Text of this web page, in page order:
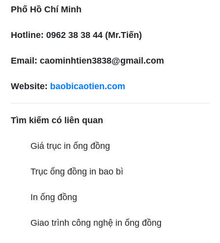
Phố Hồ Chí Minh
Hotline: 0962 38 38 44 (Mr.Tiến)
Email: caominhtien3838@gmail.com
Website: baobicaotien.com
Tìm kiếm có liên quan
Giá trục in ống đồng
Trục ống đồng in bao bì
In ống đồng
Giao trình công nghệ in ống đồng